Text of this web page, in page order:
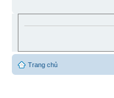
Trang chủ